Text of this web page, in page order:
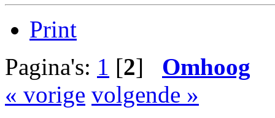
Print
Pagina's: 1 [2] Omhoog
« vorige volgende »